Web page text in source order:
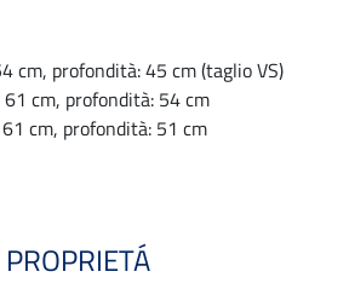
cm, profondità: 45 cm (taglio VS)
cm, profondità: 54 cm
cm, profondità: 51 cm
PROPRIETÁ